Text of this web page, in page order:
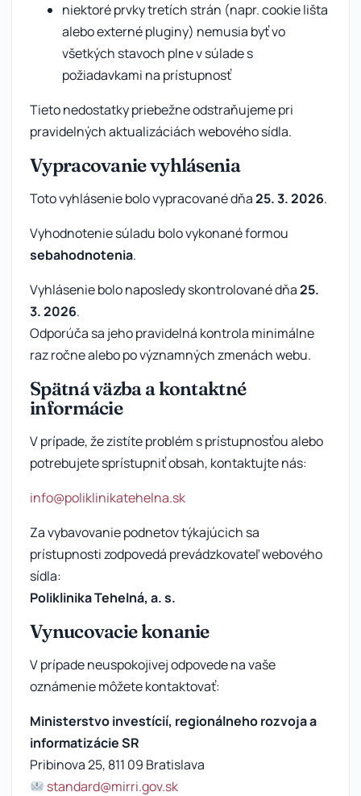
niektoré prvky tretích strán (napr. cookie lišta
alebo externé pluginy) nemusia byť vo
všetkých stavoch plne v súlade s
požiadavkami na prístupnosť
Tieto nedostatky priebežne odstraňujeme pri
pravidelných aktualizáciách webového sídla.
Vypracovanie vyhlásenia
Toto vyhlásenie bolo vypracované dňa25. 3. 2026.
Vyhodnotenie súladu bolo vykonané formou
sebahodnotenia.
Vyhlásenie bolo naposledy skontrolované dňa25.
3. 2026.
Odporúča sa jeho pravidelná kontrola minimálne
raz ročne alebo po významných zmenách webu.
Spätná väzba a kontaktné
informácie
V prípade, že zistíte problém s prístupnosťou alebo
potrebujete sprístupniť obsah, kontaktujte nás:
info@poliklinikatehelna.sk
Za vybavovanie podnetov týkajúcich sa
prístupnosti zodpovedá prevádzkovateľ webového
sídla:
Poliklinika Tehelná, a. s.
Vynucovacie konanie
V prípade neuspokojivej odpovede na vaše
oznámenie môžete kontaktovať:
Ministerstvo investícií, regionálneho rozvoja a
informatizácie SR
Pribinova 25, 811 09 Bratislava
standard@mirri.gov.sk